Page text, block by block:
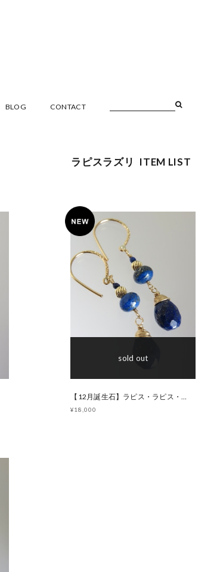
BLOG CONTACT
ラピスラズリ ITEM LIST
sold out
【12月誕生石】ラピス・ラピス・ラピスのピアス
¥18,000